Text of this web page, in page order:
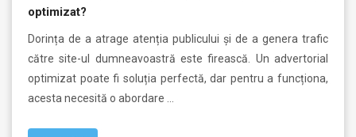
optimizat?
Dorința de a atrage atenția publicului și de a genera trafic
către site-ul dumneavoastră este firească. Un advertorial
optimizat poate fi soluția perfectă, dar pentru a funcționa,
acesta necesită o abordare …